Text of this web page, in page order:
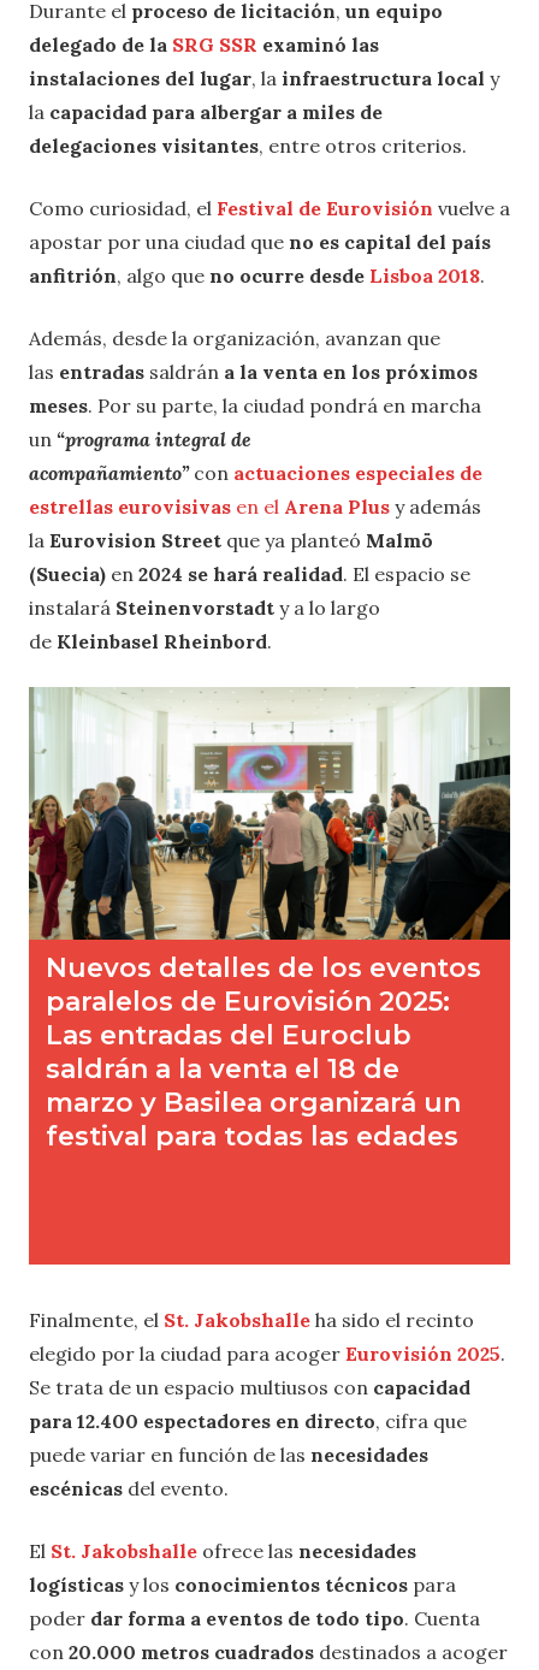
Durante el proceso de licitación, un equipo
delegado de la SRG SSR examinó las
instalaciones del lugar, la infraestructura local y
la capacidad para albergar a miles de
delegaciones visitantes, entre otros criterios.
Como curiosidad, el Festival de Eurovisión vuelve a
apostar por una ciudad que no es capital del país
anfitrión, algo que no ocurre desde Lisboa 2018.
Además, desde la organización, avanzan que
las entradas saldrán a la venta en los próximos
meses. Por su parte, la ciudad pondrá en marcha
un “programa integral de
acompañamiento”con actuaciones especiales de
estrellas eurovisivas en el Arena Plus y además
la Eurovision Street que ya planteó Malmö
(Suecia) en 2024 se hará realidad. El espacio se
instalará Steinenvorstadt y a lo largo
de Kleinbasel Rheinbord.
Finalmente, el St. Jakobshalle ha sido el recinto
elegido por la ciudad para acoger Eurovisión 2025.
Se trata de un espacio multiusos con capacidad
para 12.400 espectadores en directo, cifra que
puede variar en función de las necesidades
escénicas del evento.
El St. Jakobshalle ofrece las necesidades
logísticas y los conocimientos técnicos para
poder dar forma a eventos de todo tipo. Cuenta
con 20.000 metros cuadrados destinados a acoger